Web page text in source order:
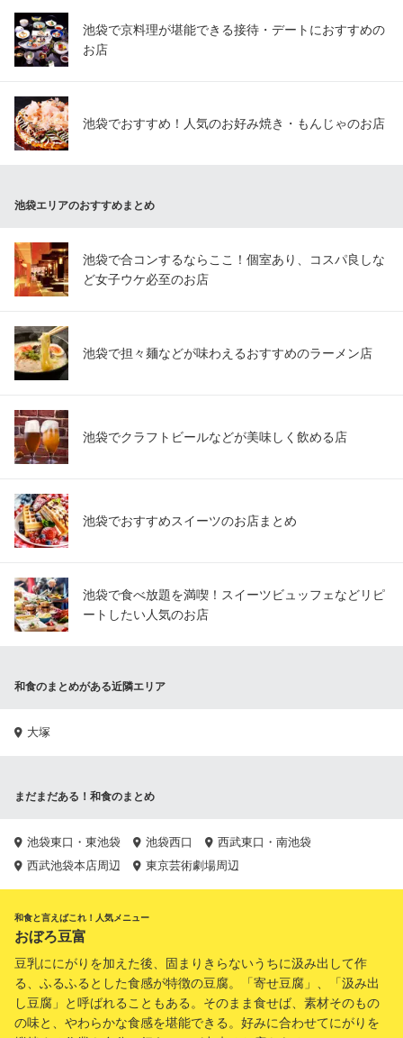
池袋で京料理が堪能できる接待・デートにおすすめの
お店
池袋でおすすめ！人気のお好み焼き・もんじゃのお店
池袋エリアのおすすめまとめ
池袋で合コンするならここ！個室あり、コスパ良しな
ど女子ウケ必至のお店
池袋で担々麺などが味わえるおすすめのラーメン店
池袋でクラフトビールなどが美味しく飲める店
池袋でおすすめスイーツのお店まとめ
池袋で食べ放題を満喫！スイーツビュッフェなどリピ
ートしたい人気のお店
和食のまとめがある近隣エリア
大塚
まだまだある！和食のまとめ
池袋東口・東池袋 池袋西口
西武東口・南池袋
西武池袋本店周辺
東京芸術劇場周辺
和食と言えばこれ！人気メニュー
おぼろ豆富
豆乳ににがりを加えた後、固まりきらないうちに汲み出して作
る、ふるふるとした食感が特徴の豆腐。「寄せ豆腐」、「汲み出
し豆腐」と呼ばれることもある。そのまま食せば、素材そのもの
の味と、やわらかな食感を堪能できる。好みに合わせてにがりを